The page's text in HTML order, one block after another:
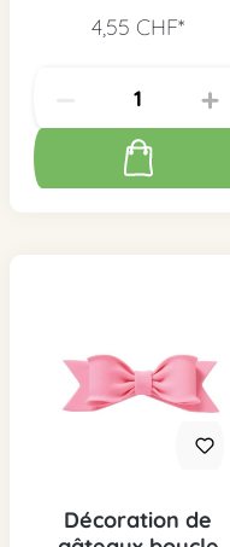
4,55 CHF*
Décoration de